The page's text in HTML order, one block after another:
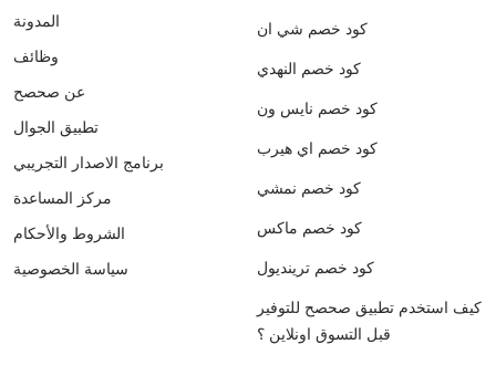
المدونة
وظائف
عن صحصح
تطبيق الجوال
برنامج الاصدار التجريبي
مركز المساعدة
الشروط والأحكام
سياسة الخصوصية
كود خصم شي ان
كود خصم النهدي
كود خصم نايس ون
كود خصم اي هيرب
كود خصم نمشي
كود خصم ماكس
كود خصم ترينديول
كيف استخدم تطبيق صحصح للتوفير
قبل التسوق اونلاين ؟